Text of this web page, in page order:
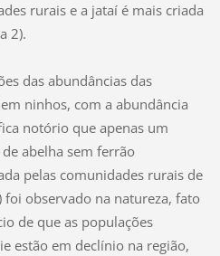
rurais e a jataí é mais criada
2).
das abundâncias das
ninhos, com a abundância
notório que apenas um
abelha sem ferrão
pelas comunidades rurais de
foi observado na natureza, fato
de que as populações
estão em declínio na região,